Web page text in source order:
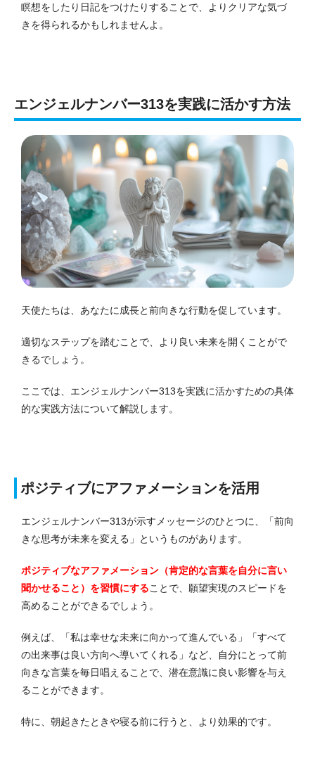
瞑想をしたり日記をつけたりすることで、よりクリアな気づ
きを得られるかもしれませんよ。
エンジェルナンバー313を実践に活かす方法
天使たちは、あなたに成長と前向きな行動を促しています。
適切なステップを踏むことで、より良い未来を開くことがで
きるでしょう。
ここでは、エンジェルナンバー313を実践に活かすための具体
的な実践方法について解説します。
ポジティブにアファメーションを活用
エンジェルナンバー313が示すメッセージのひとつに、「前向
きな思考が未来を変える」というものがあります。
ポジティブなアファメーション（肯定的な言葉を自分に言い
聞かせること）を習慣にすることで、願望実現のスピードを
高めることができるでしょう。
例えば、「私は幸せな未来に向かって進んでいる」「すべて
の出来事は良い方向へ導いてくれる」など、自分にとって前
向きな言葉を毎日唱えることで、潜在意識に良い影響を与え
ることができます。
特に、朝起きたときや寝る前に行うと、より効果的です。